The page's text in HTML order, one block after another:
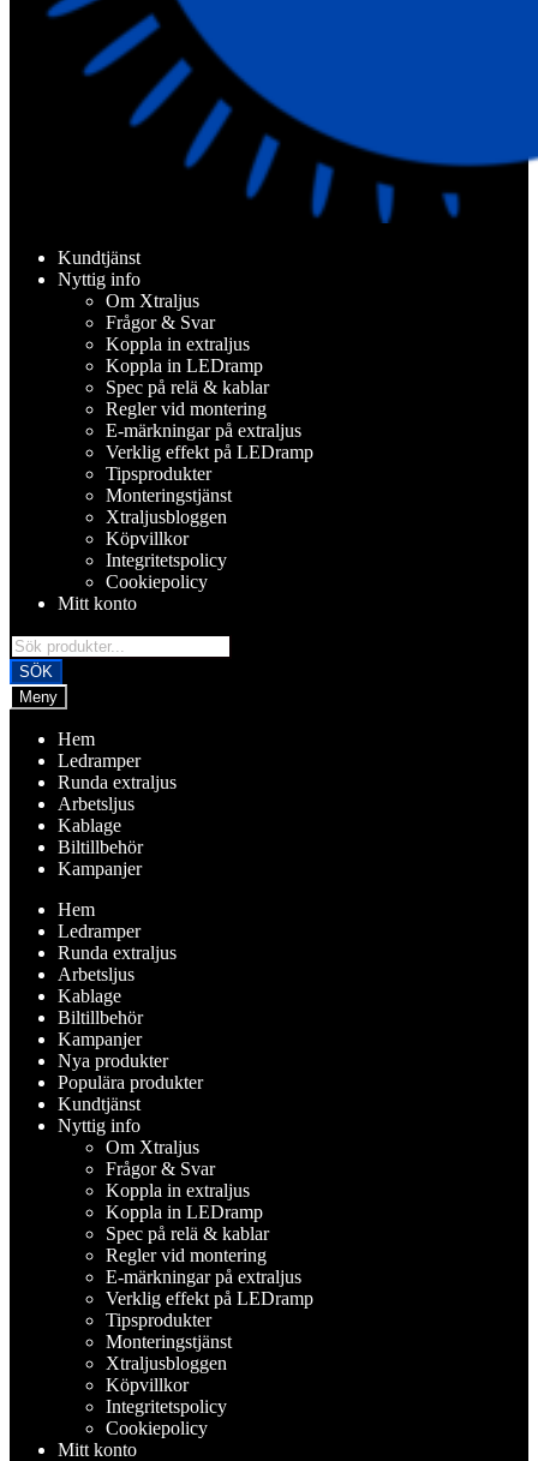
Kundtjänst
Nyttig info
Om Xtraljus
Frågor & Svar
Koppla in extraljus
Koppla in LEDramp
Spec på relä & kablar
Regler vid montering
E-märkningar på extraljus
Verklig effekt på LEDramp
Tipsprodukter
Monteringstjänst
Xtraljusbloggen
Köpvillkor
Integritetspolicy
Cookiepolicy
Mitt konto
Products
search
SÖK
Meny
Hem
Ledramper
Runda extraljus
Arbetsljus
Kablage
Biltillbehör
Kampanjer
Hem
Ledramper
Runda extraljus
Arbetsljus
Kablage
Biltillbehör
Kampanjer
Nya produkter
Populära produkter
Kundtjänst
Nyttig info
Om Xtraljus
Frågor & Svar
Koppla in extraljus
Koppla in LEDramp
Spec på relä & kablar
Regler vid montering
E-märkningar på extraljus
Verklig effekt på LEDramp
Tipsprodukter
Monteringstjänst
Xtraljusbloggen
Köpvillkor
Integritetspolicy
Cookiepolicy
Mitt konto